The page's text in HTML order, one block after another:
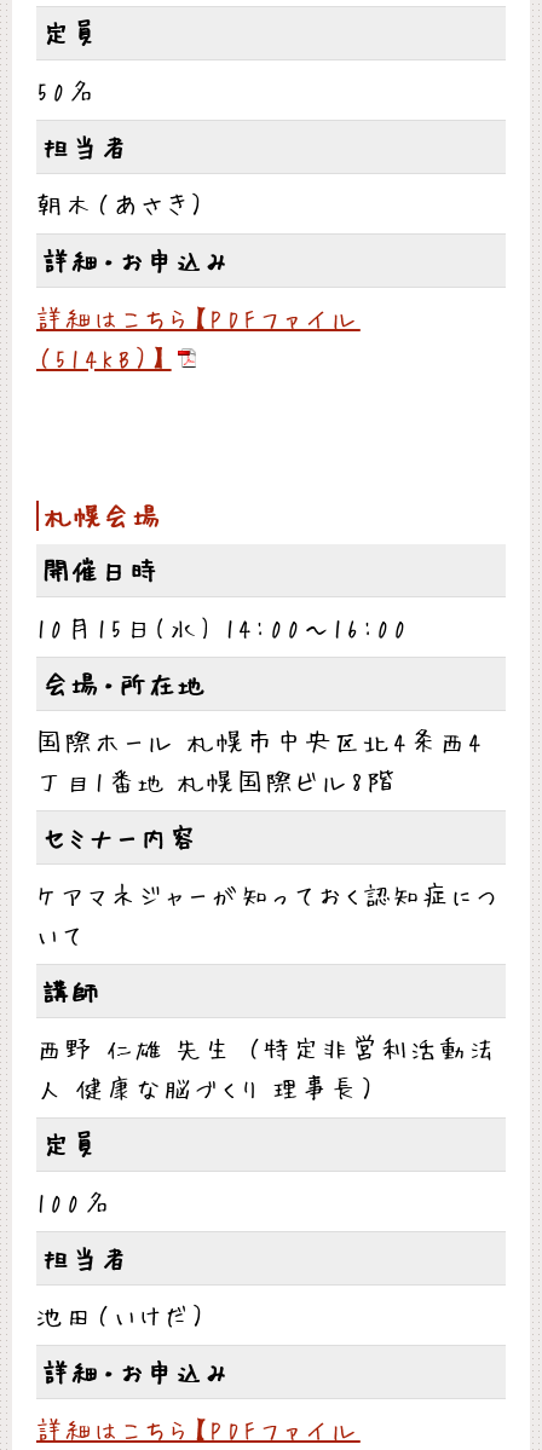
定員
50名
担当者
朝木（あさき）
詳細・お申込み
詳細はこちら【PDFファイル
（514KB）】
札幌会場
開催日時
10月15日(水) 14:00～16:00
会場・所在地
国際ホール 札幌市中央区北4条西4
丁目1番地 札幌国際ビル8階
セミナー内容
ケアマネジャーが知っておく認知症につ
いて
講師
西野 仁雄 先生 （特定非営利活動法
人 健康な脳づくり 理事長）
定員
100名
担当者
池田（いけだ）
詳細・お申込み
詳細はこちら【PDFファイル